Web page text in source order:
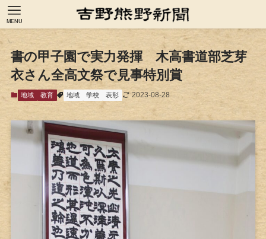
MENU
書の甲子園で実力発揮 木高書道部芝芽
衣さん全高文祭で見事特別賞
地域 教育 地域 学校 表彰 2023-08-28